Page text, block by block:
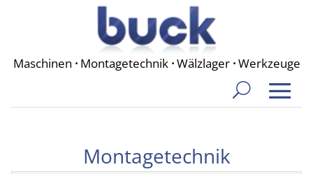
Maschinen ·Montagetechnik ·Wälzlager ·Werkzeuge
Montagetechnik